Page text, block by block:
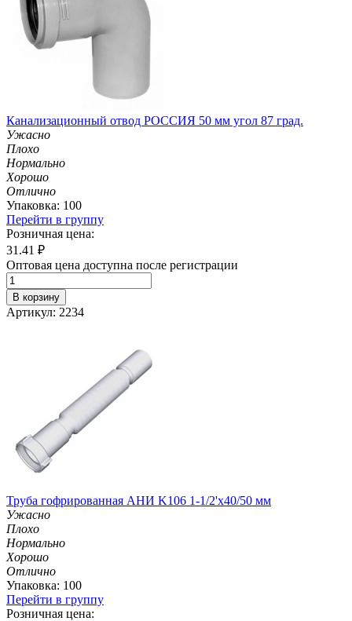
Канализационный отвод РОССИЯ 50 мм угол 87 град.
Ужасно
Плохо
Нормально
Хорошо
Отлично
Упаковка: 100
Перейти в группу
Розничная цена:
31.41 ₽
Оптовая цена доступна после регистрации
В корзину
Артикул: 2234
Труба гофрированная АНИ K106 1-1/2'х40/50 мм
Ужасно
Плохо
Нормально
Хорошо
Отлично
Упаковка: 100
Перейти в группу
Розничная цена: